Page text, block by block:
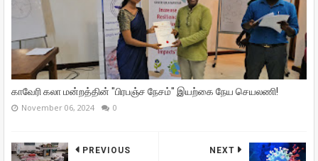
காவேரி கலா மன்றத்தின் "பிரபஞ்ச நேசம்" இயற்கை நேய செயலணி!
November 06, 2024 0
NEXT
PREVIOUS